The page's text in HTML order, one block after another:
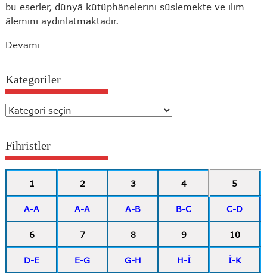
bu eserler, dünyâ kütüphânelerini süslemekte ve ilim
âlemini aydınlatmaktadır.
Devamı
Kategoriler
Kategoriler
Fihristler
1 2 3 4 5
A-A A-A A-B B-C C-D
6 7 8 9 10
D-E E-G G-H H-İ İ-K